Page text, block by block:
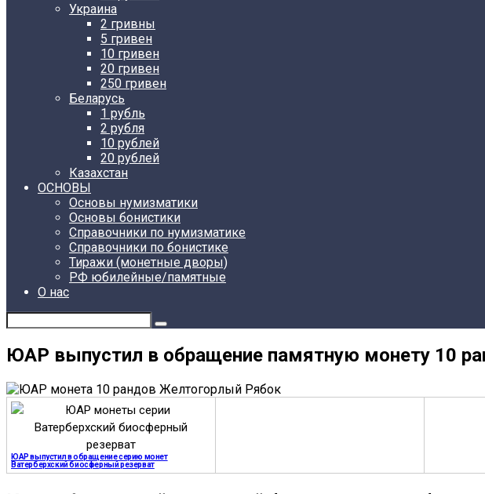
Украина
2 гривны
5 гривен
10 гривен
20 гривен
250 гривен
Беларусь
1 рубль
2 рубля
10 рублей
20 рублей
Казахстан
ОСНОВЫ
Основы нумизматики
Основы бонистики
Справочники по нумизматике
Справочники по бонистике
Тиражи (монетные дворы)
РФ юбилейные/памятные
О нас
ЮАР выпустил в обращение памятную монету 10
ЮАР выпустил в обращение серию монет
Ватерберхский биосферный резерват